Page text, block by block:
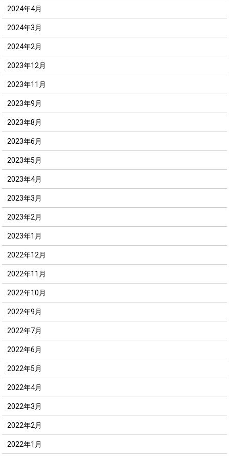
2024年4月
2024年3月
2024年2月
2023年12月
2023年11月
2023年9月
2023年8月
2023年6月
2023年5月
2023年4月
2023年3月
2023年2月
2023年1月
2022年12月
2022年11月
2022年10月
2022年9月
2022年7月
2022年6月
2022年5月
2022年4月
2022年3月
2022年2月
2022年1月